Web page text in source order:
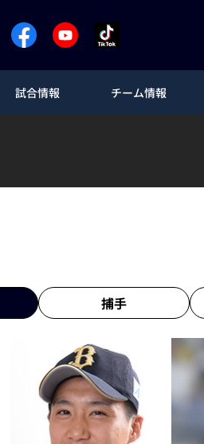
試合情報 チーム情報
捕手